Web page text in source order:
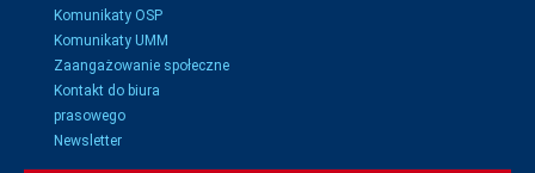
Komunikaty OSP
Komunikaty UMM
Zaangażowanie społeczne
Kontakt do biura
prasowego
Newsletter